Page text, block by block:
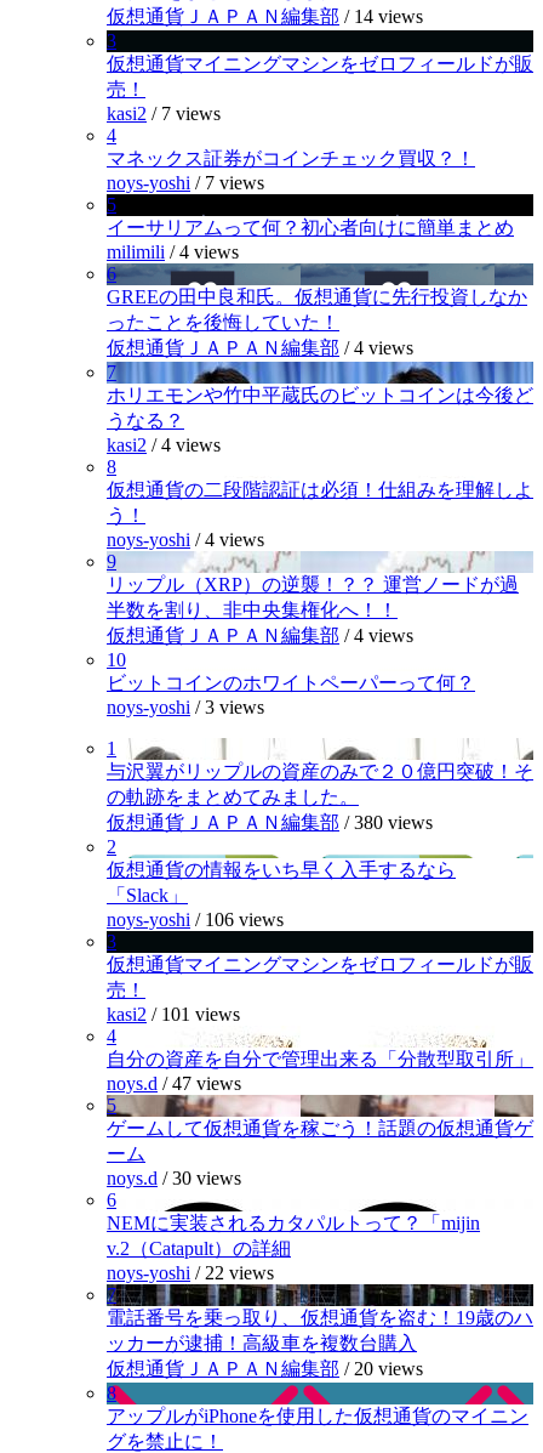
仮想通貨ＪＡＰＡＮ編集部 / 14 views
3
仮想通貨マイニングマシンをゼロフィールドが販
売！
kasi2 / 7 views
4
マネックス証券がコインチェック買収？！
noys-yoshi / 7 views
5
イーサリアムって何？初心者向けに簡単まとめ
milimili /4 views
6
GREEの田中良和氏。仮想通貨に先行投資しなか
ったことを後悔していた！
仮想通貨ＪＡＰＡＮ編集部 /4 views
7
ホリエモンや竹中平蔵氏のビットコインは今後ど
うなる？
kasi2 /4 views
8
仮想通貨の二段階認証は必須！仕組みを理解しよ
う！
noys-yoshi /4 views
9
リップル（XRP）の逆襲！？？ 運営ノードが過
半数を割り、非中央集権化へ！！
仮想通貨ＪＡＰＡＮ編集部 /4 views
10
ビットコインのホワイトペーパーって何？
noys-yoshi /3 views
1
与沢翼がリップルの資産のみで２０億円突破！そ
の軌跡をまとめてみました。
仮想通貨ＪＡＰＡＮ編集部 /380 views
2
仮想通貨の情報をいち早く入手するなら
「Slack」
noys-yoshi / 106 views
3
仮想通貨マイニングマシンをゼロフィールドが販
売！
kasi2 / 101 views
4
自分の資産を自分で管理出来る「分散型取引所」
noys.d /47 views
5
ゲームして仮想通貨を稼ごう！話題の仮想通貨ゲ
ーム
noys.d /30 views
6
NEMに実装されるカタパルトって？「mijin
v.2（Catapult）の詳細
noys-yoshi / 22 views
7
電話番号を乗っ取り、仮想通貨を盗む！19歳のハ
ッカーが逮捕！高級車を複数台購入
仮想通貨ＪＡＰＡＮ編集部 / 20 views
8
アップルがiPhoneを使用した仮想通貨のマイニン
グを禁止に！